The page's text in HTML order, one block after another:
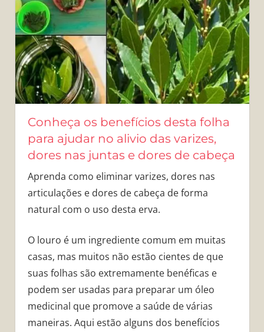
Conheça os benefícios desta folha
para ajudar no alivio das varizes,
dores nas juntas e dores de cabeça
Aprenda como eliminar varizes, dores nas
articulações e dores de cabeça de forma
natural com o uso desta erva.
O louro é um ingrediente comum em muitas
casas, mas muitos não estão cientes de que
suas folhas são extremamente benéficas e
podem ser usadas para preparar um óleo
medicinal que promove a saúde de várias
maneiras. Aqui estão alguns dos benefícios